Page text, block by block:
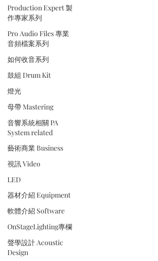
Production Expert 製
作專家系列
Pro Audio Files 專業
音頻檔案系列
如何收音系列
鼓組 Drum Kit
燈光
母帶 Mastering
音響系統相關 PA
System related
藝術商業 Business
視訊 Video
LED
器材介紹 Equipment
軟體介紹 Software
OnStageLighting專欄
聲學設計 Acoustic
Design